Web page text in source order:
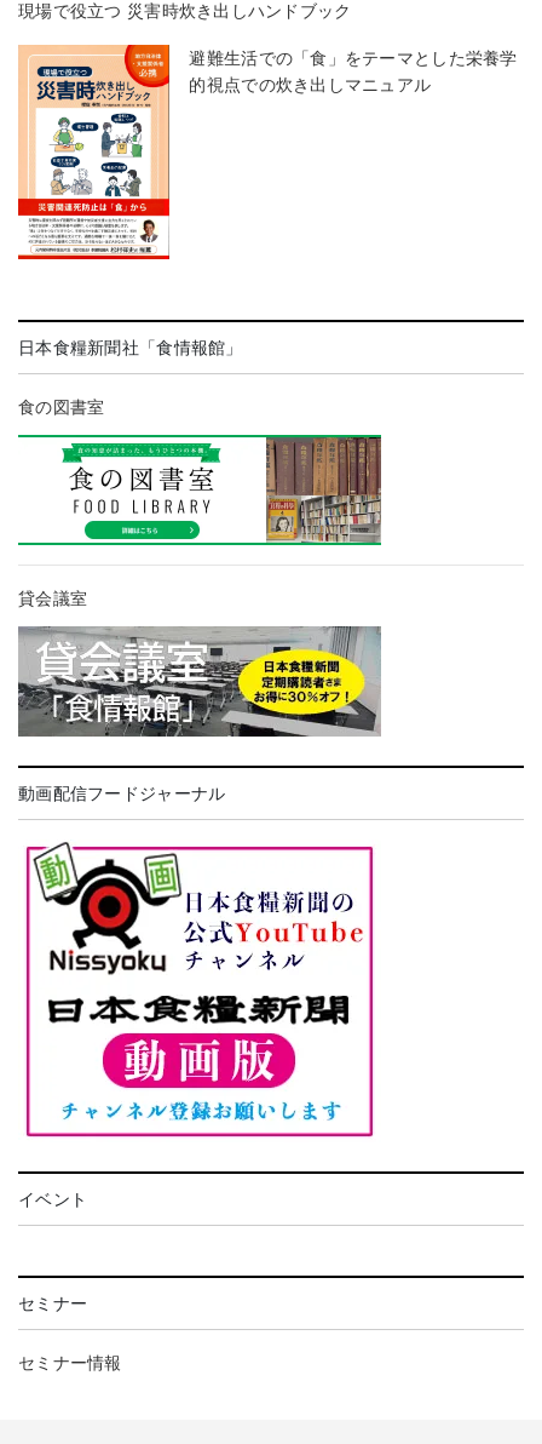
現場で役立つ 災害時炊き出しハンドブック
避難生活での「食」をテーマとした栄養学
的視点での炊き出しマニュアル
日本食糧新聞社「食情報館」
食の図書室
貸会議室
動画配信フードジャーナル
イベント
セミナー
セミナー情報